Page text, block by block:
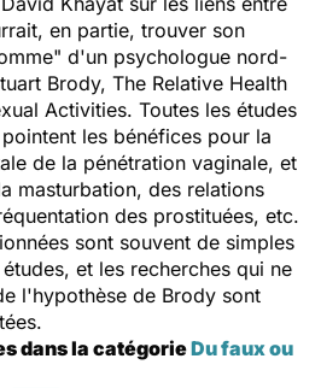
en partie, trouver son
d'un psychologue nord-
Brody, The Relative Health
Activities. Toutes les études
les bénéfices pour la
de la pénétration vaginale, et
masturbation, des relations
des prostituées, etc.
sont souvent de simples
et les recherches qui ne
l'hypothèse de Brody sont
dans la catégorieDu faux ou